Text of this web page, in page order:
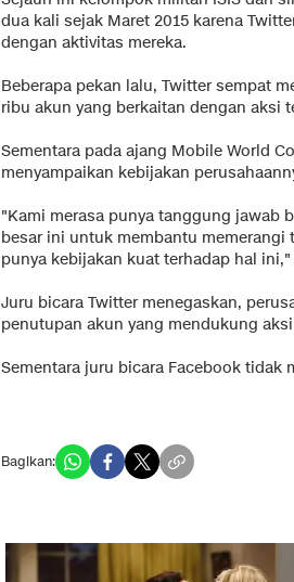
dua kali sejak Maret 2015 karena
dengan aktivitas mereka.
Beberapa pekan lalu, Twitter sempat
ribu akun yang berkaitan dengan aksi
Sementara pada ajang Mobile World
menyampaikan kebijakan
"Kami merasa punya tanggung jawab
besar ini untuk membantu
punya kebijakan kuat terhadap hal
Juru bicara Twitter menegaskan,
penutupan akun yang mendukung
Sementara juru bicara Facebook tidak
Bagikan: